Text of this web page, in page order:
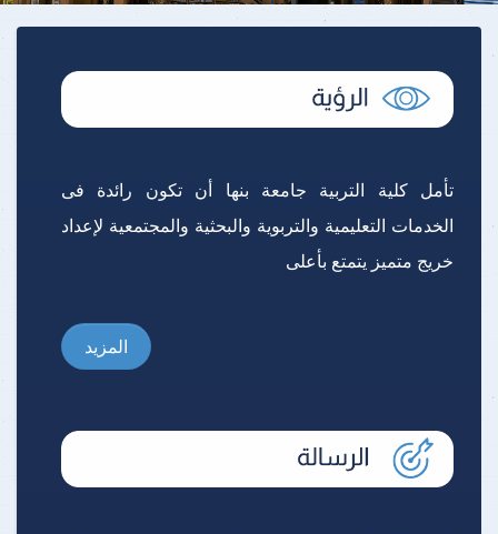
تأمل كلية التربية جامعة بنها أن تكون رائدة فى
الخدمات التعليمية والتربوية والبحثية والمجتمعية لإعداد
خريج متميز يتمتع بأعلى
المزيد